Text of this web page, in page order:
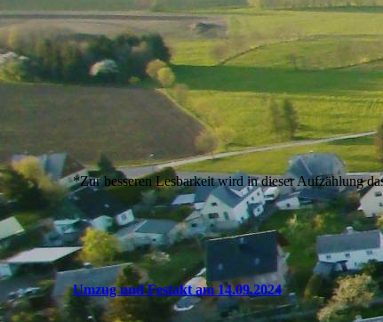
*Zur besseren Lesbarkeit wird in dieser Aufzählung
Umzug und Festakt am 14.09.2024